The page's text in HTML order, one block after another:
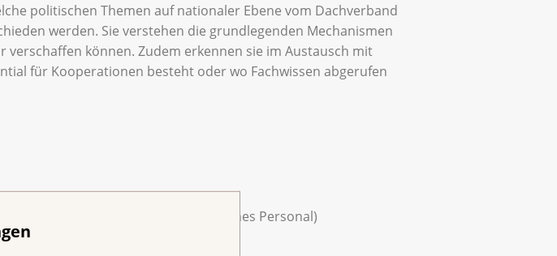
politischen Themen auf nationaler Ebene vom Dachverband
werden. Sie verstehen die grundlegenden Mechanismen
können. Zudem erkennen sie im Austausch mit
für Kooperationen besteht oder wo Fachwissen abgerufen
politische Instrumente, politisches Personal)
von den Ligen?